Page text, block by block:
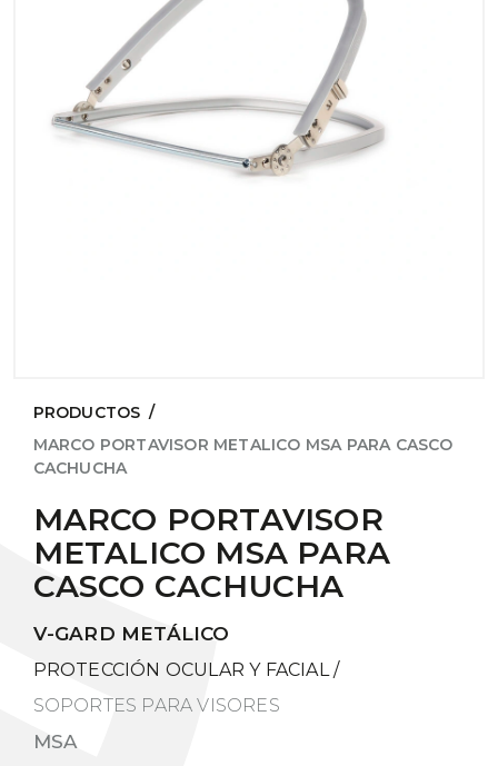
PRODUCTOS /
MARCO PORTAVISOR METALICO MSA PARA CASCO
CACHUCHA
MARCO PORTAVISOR
METALICO MSA PARA
CASCO CACHUCHA
V-GARD METÁLICO
PROTECCIÓN OCULAR Y FACIAL /
SOPORTES PARA VISORES
MSA